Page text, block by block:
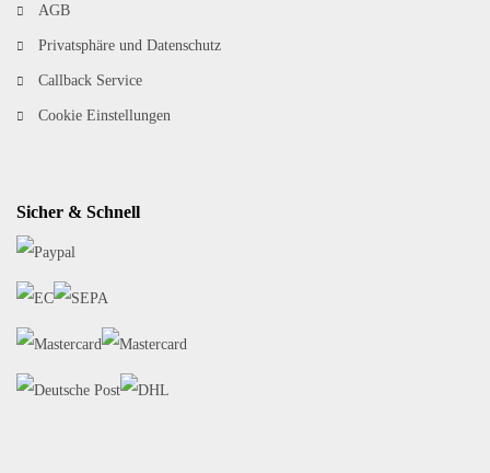
AGB
Privatsphäre und Datenschutz
Callback Service
Cookie Einstellungen
Sicher & Schnell